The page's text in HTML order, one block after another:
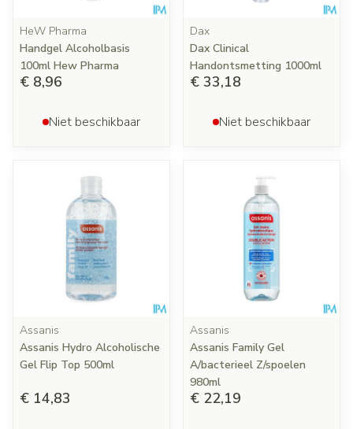
HeW Pharma
Handgel Alcoholbasis
100ml Hew Pharma
€ 8,96
Niet beschikbaar
Dax
Dax Clinical
Handontsmetting 1000ml
€ 33,18
Niet beschikbaar
Assanis
Assanis Hydro Alcoholische
Gel Flip Top 500ml
€ 14,83
Assanis
Assanis Family Gel
A/bacterieel Z/spoelen
980ml
€ 22,19